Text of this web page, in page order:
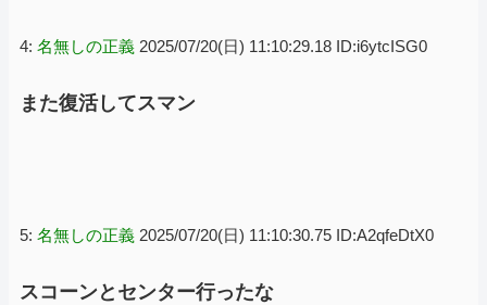
4: 名無しの正義 2025/07/20(日) 11:10:29.18 ID:i6ytcISG0
また復活してスマン
5: 名無しの正義 2025/07/20(日) 11:10:30.75 ID:A2qfeDtX0
スコーンとセンター行ったな